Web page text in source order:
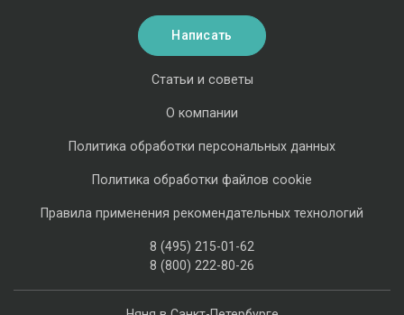
Статьи и советы
О компании
Политика обработки персональных данных
Политика обработки файлов cookie
Правила применения рекомендательных технологий
8 (495) 215-01-62
8 (800) 222-80-26
Написать